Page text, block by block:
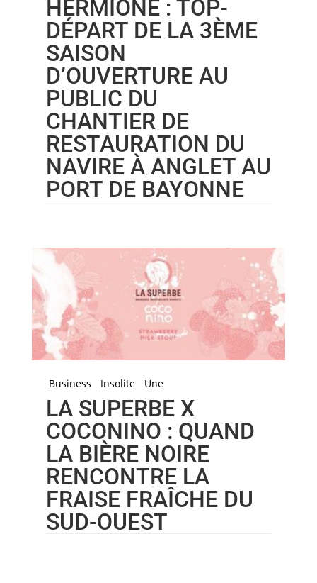
HERMIONE : TOP-
DÉPART DE LA 3ÈME
SAISON
D’OUVERTURE AU
PUBLIC DU
CHANTIER DE
RESTAURATION DU
NAVIRE À ANGLET AU
PORT DE BAYONNE
Business Insolite Une
LA SUPERBE X
COCONINO : QUAND
LA BIÈRE NOIRE
RENCONTRE LA
FRAISE FRAÎCHE DU
SUD-OUEST